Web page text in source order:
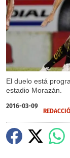
El duelo está
estadio Morazán.
2016-03-09